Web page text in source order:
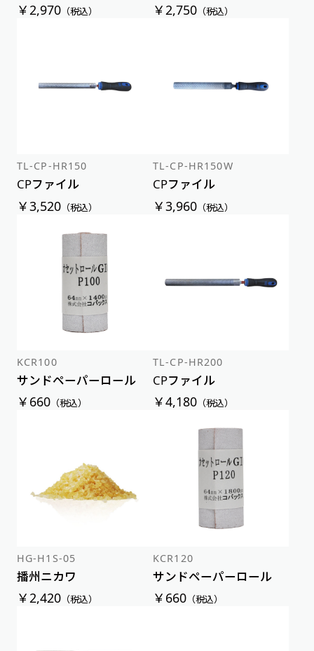
￥2,970（税込） ￥2,750 （税込）
TL-CP-HR150
CPファイル
￥3,520（税込）
TL-CP-HR150W
CPファイル
￥3,960 （税込）
KCR100
サンドペーパーロール
￥660（税込）
TL-CP-HR200
CPファイル
￥4,180 （税込）
HG-H1S-05
播州ニカワ
￥2,420（税込）
KCR120
サンドペーパーロール
￥660 （税込）